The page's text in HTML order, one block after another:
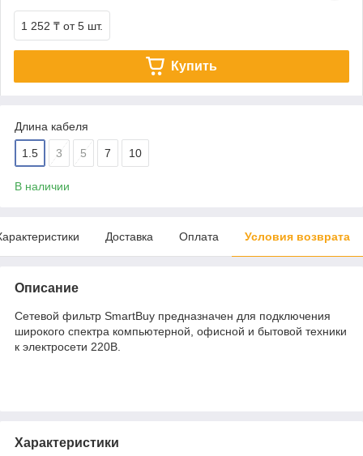
1 252 ₸ от 5 шт.
Купить
Длина кабеля
1.5 3 5 7 10
В наличии
Доставка Оплата Условия возврата
Описание
Сетевой фильтр SmartBuy предназначен для подключения
широкого спектра компьютерной, офисной и бытовой техники
к электросети 220В.
Характеристики